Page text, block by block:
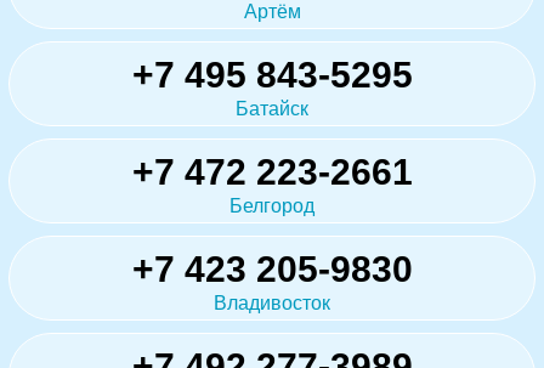
Артём
+7 495 843-5295
Батайск
+7 472 223-2661
Белгород
+7 423 205-9830
Владивосток